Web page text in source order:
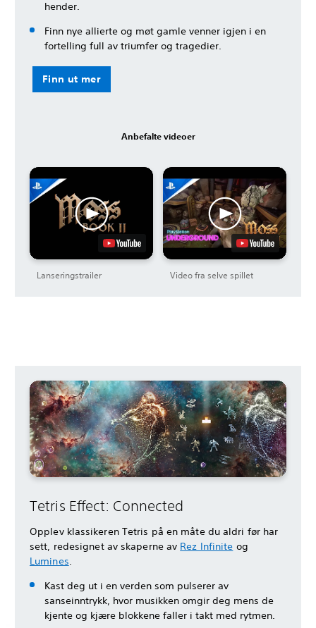
hender.
Finn nye allierte og møt gamle venner igjen i en
fortelling full av triumfer og tragedier.
Finn ut mer
Anbefalte videoer
Lanseringstrailer Video fra selve spillet
Tetris Effect: Connected
Opplev klassikeren Tetris på en måte du aldri før har
sett, redesignet av skaperne av Rez Infinite og
Lumines.
Kast deg ut i en verden som pulserer av
sanseinntrykk, hvor musikken omgir deg mens de
kjente og kjære blokkene faller i takt med rytmen.